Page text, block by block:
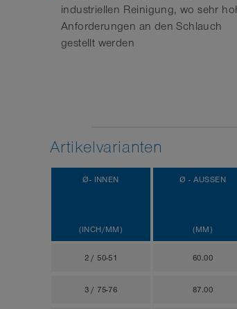
industriellen Reinigung, wo sehr
Anforderungen an den Schlauch
gestellt werden
Artikelvarianten
Ø- INNEN
(INCH/MM)
Ø - AUSSEN
(MM)
2 / 50-51 60.00
3 / 75-76 87.00